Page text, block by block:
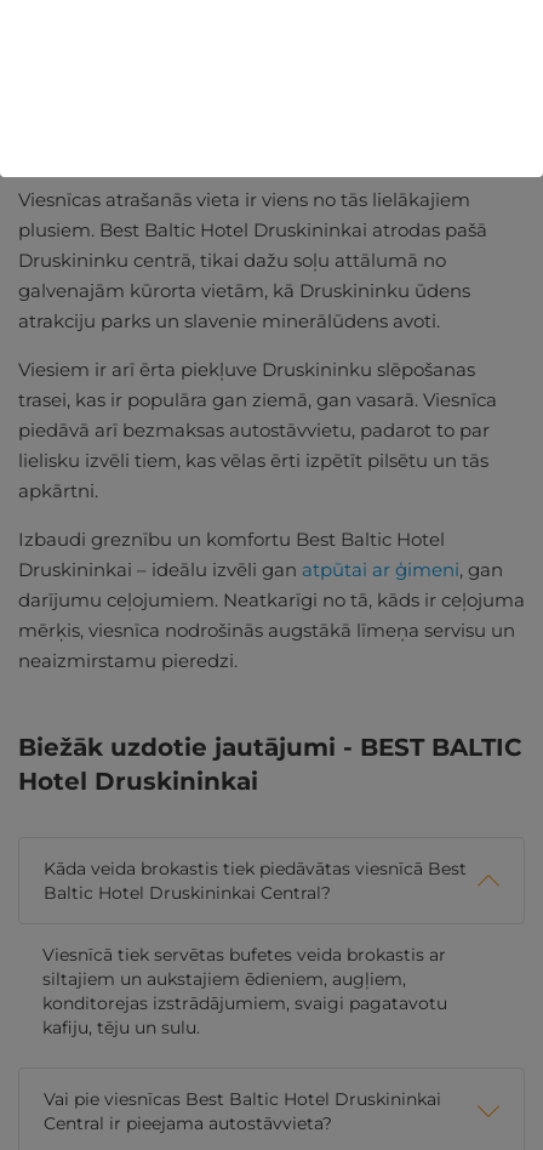
Viesnīcas atrašanās vieta ir viens no tās lielākajiem
plusiem. Best Baltic Hotel Druskininkai atrodas pašā
Druskininku centrā, tikai dažu soļu attālumā no
galvenajām kūrorta vietām, kā Druskininku ūdens
atrakciju parks un slavenie minerālūdens avoti.
Viesiem ir arī ērta piekļuve Druskininku slēpošanas
trasei, kas ir populāra gan ziemā, gan vasarā. Viesnīca
piedāvā arī bezmaksas autostāvvietu, padarot to par
lielisku izvēli tiem, kas vēlas ērti izpētīt pilsētu un tās
apkārtni.
Izbaudi greznību un komfortu Best Baltic Hotel
Druskininkai – ideālu izvēli gan atpūtai ar ģimeni, gan
darījumu ceļojumiem. Neatkarīgi no tā, kāds ir ceļojuma
mērķis, viesnīca nodrošinās augstākā līmeņa servisu un
neaizmirstamu pieredzi.
Biežāk uzdotie jautājumi - BEST BALTIC
Hotel Druskininkai
Kāda veida brokastis tiek piedāvātas viesnīcā Best
Baltic Hotel Druskininkai Central?
Viesnīcā tiek servētas bufetes veida brokastis ar
siltajiem un aukstajiem ēdieniem, augļiem,
konditorejas izstrādājumiem, svaigi pagatavotu
kafiju, tēju un sulu.
Vai pie viesnīcas Best Baltic Hotel Druskininkai
Central ir pieejama autostāvvieta?